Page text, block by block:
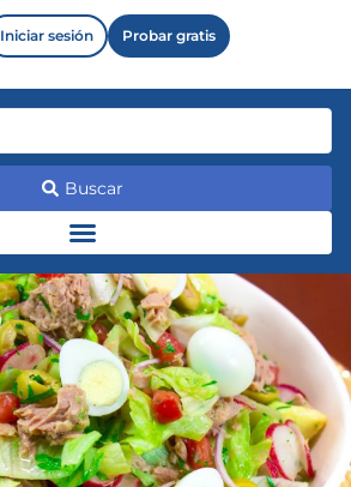
Iniciar sesión Probar gratis
Buscar